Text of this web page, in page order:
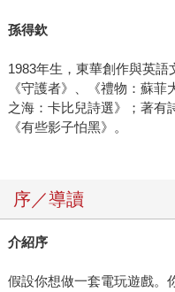
孫得欽
1983年生，東華創作與英
《守護者》、《禮物：蘇
之海：卡比兒詩選》；著有
《有些影子怕黑》。
序／導讀
介紹序
假設你想做一套電玩遊戲。